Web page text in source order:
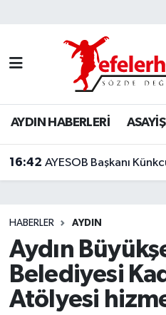
AYDIN HABERLERİ ASAYİŞ
16:42 AYESOB Başkanı Künkcü,
HABERLER AYDIN
Aydın
Belediyesi
Atölyesi
Nöbetçi Eczaneler
Hava Durumu
Aydin Namaz Vakitleri
Trafik Durumu
Son Dakika Haberleri
Haber Arşivi